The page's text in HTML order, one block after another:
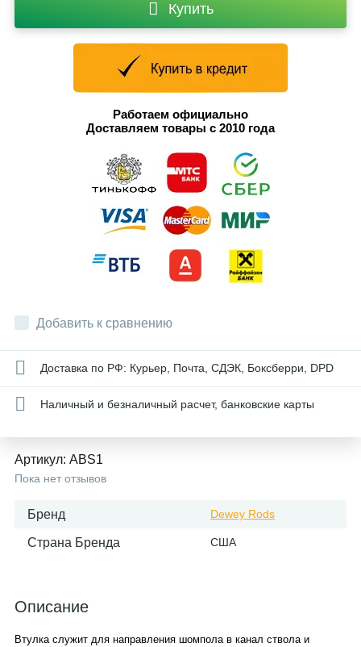
Купить
Работаем официально
Доставляем товары с 2010 года
Добавить к сравнению
Доставка по РФ: Курьер, Почта, СДЭК, Боксберри, DPD
Наличный и безналичный расчет, банковские карты
Артикул: ABS1
Пока нет отзывов
Бренд Dewey Rods
Страна Бренда США
Описание
Втулка служит для направления шомпола в канал ствола и